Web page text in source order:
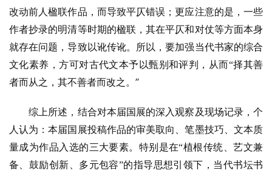
改动前人楹联作品，而导致平仄错误；更应注意的是，一些
作者抄录的明清等时期的楹联，其在平仄和对仗等方面本身
就存在问题，导致以讹传讹。所以，要加强当代书家的综合
文化素养，方可对古代文本予以甄别和评判，从而“择其善
者而从之，其不善者而改之。 ”
综上所述，结合对本届国展的深入观察及现场记录，个
人认为：本届国展投稿作品的审美取向、笔墨技巧、文本质
量成为作品入选的三大要素。特别是在“植根传统、艺文兼
备、鼓励创新、多元包容”的指导思想引领下，当代书坛书